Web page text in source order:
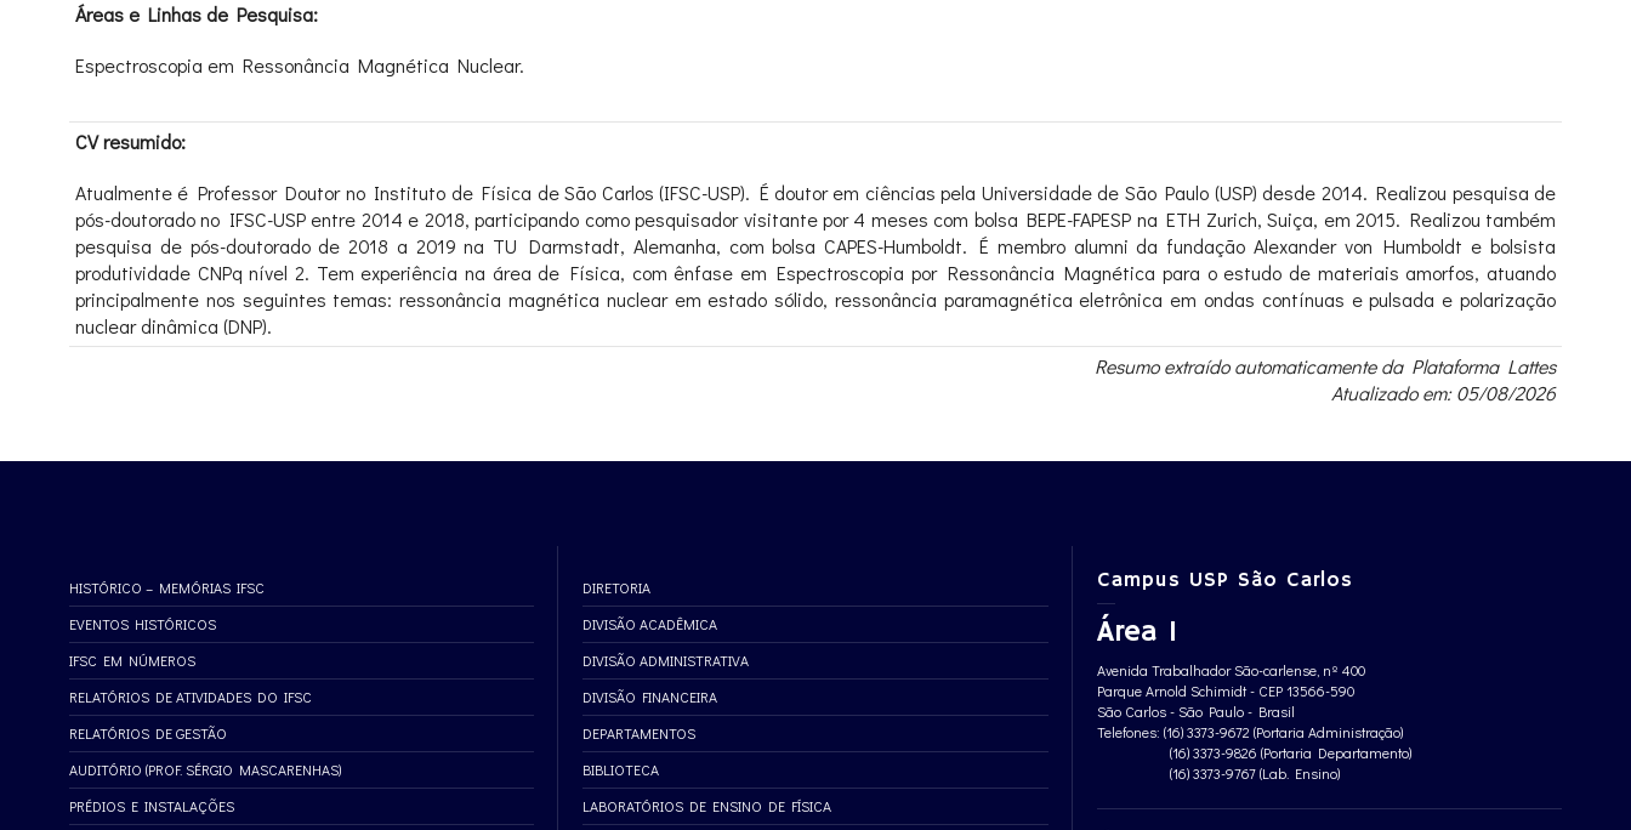
Áreas e Linhas de Pesquisa:
Espectroscopia em Ressonância Magnética Nuclear.
CV resumido:
Atualmente é Professor Doutor no Instituto de Física de São Carlos (IFSC-USP). É doutor em ciências pela Universidade de São Paulo (USP) desde 2014. Realizou pesquisa de
pós-doutorado no IFSC-USP entre 2014 e 2018, participando como pesquisador visitante por 4 meses com bolsa BEPE-FAPESP na ETH Zurich, Suiça, em 2015. Realizou também
pesquisa de pós-doutorado de 2018 a 2019 na TU Darmstadt, Alemanha, com bolsa CAPES-Humboldt. É membro alumni da fundação Alexander von Humboldt e bolsista
produtividade CNPq nível 2. Tem experiência na área de Física, com ênfase em Espectroscopia por Ressonância Magnética para o estudo de materiais amorfos, atuando
principalmente nos seguintes temas: ressonância magnética nuclear em estado sólido, ressonância paramagnética eletrônica em ondas contínuas e pulsada e polarização
nuclear dinâmica (DNP).
Resumo extraído automaticamente da Plataforma Lattes
Atualizado em: 05/08/2026
HISTÓRICO – MEMÓRIAS IFSC
EVENTOS HISTÓRICOS
IFSC EM NÚMEROS
RELATÓRIOS DE ATIVIDADES DO IFSC
RELATÓRIOS DE GESTÃO
AUDITÓRIO (PROF. SÉRGIO MASCARENHAS)
PRÉDIOS E INSTALAÇÕES
DIRETORIA
DIVISÃO ACADÊMICA
DIVISÃO ADMINISTRATIVA
DIVISÃO FINANCEIRA
DEPARTAMENTOS
BIBLIOTECA
LABORATÓRIOS DE ENSINO DE FÍSICA
Campus USP São Carlos
Área 1
Avenida Trabalhador São-carlense, nº 400
Parque Arnold Schimidt - CEP 13566-590
São Carlos - São Paulo - Brasil
Telefones: (16) 3373-9672 (Portaria Administração)
(16) 3373-9826 (Portaria Departamento)
(16) 3373-9767 (Lab. Ensino)